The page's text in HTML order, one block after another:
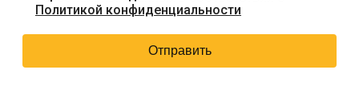
Политикой конфиденциальности